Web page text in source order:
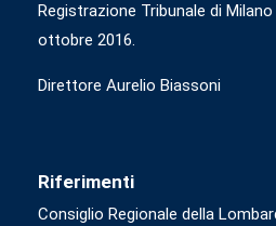
Registrazione Tribunale di Milano
ottobre 2016.
Direttore Aurelio Biassoni
Riferimenti
Consiglio Regionale della